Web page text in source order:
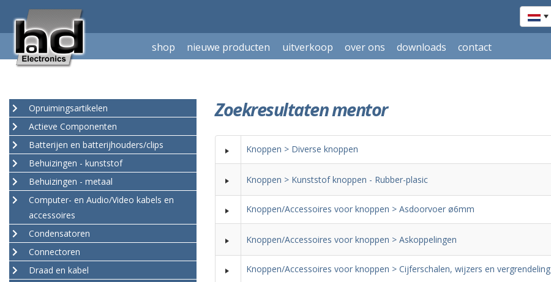
shop nieuwe producten uitverkoop over ons downloads contact
Opruimingsartikelen
Actieve Componenten
Batterijen en batterijhouders/clips
Behuizingen - kunststof
Behuizingen - metaal
Computer- en Audio/Video kabels en
accessoires
Condensatoren
Connectoren
Draad en kabel
Zoekresultaten mentor
Knoppen > Diverse knoppen
Knoppen > Kunststof knoppen - Rubber-plasic
Knoppen/Accessoires voor knoppen > Asdoorvoer ø6mm
Knoppen/Accessoires voor knoppen > Askoppelingen
Knoppen/Accessoires voor knoppen > Cijferschalen, wijzers en vergrendeling